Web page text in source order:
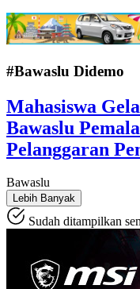
#Bawaslu Didemo
Mahasiswa
Bawaslu
Pelanggaran
Bawaslu
Lebih Banyak
Sudah ditampilkan